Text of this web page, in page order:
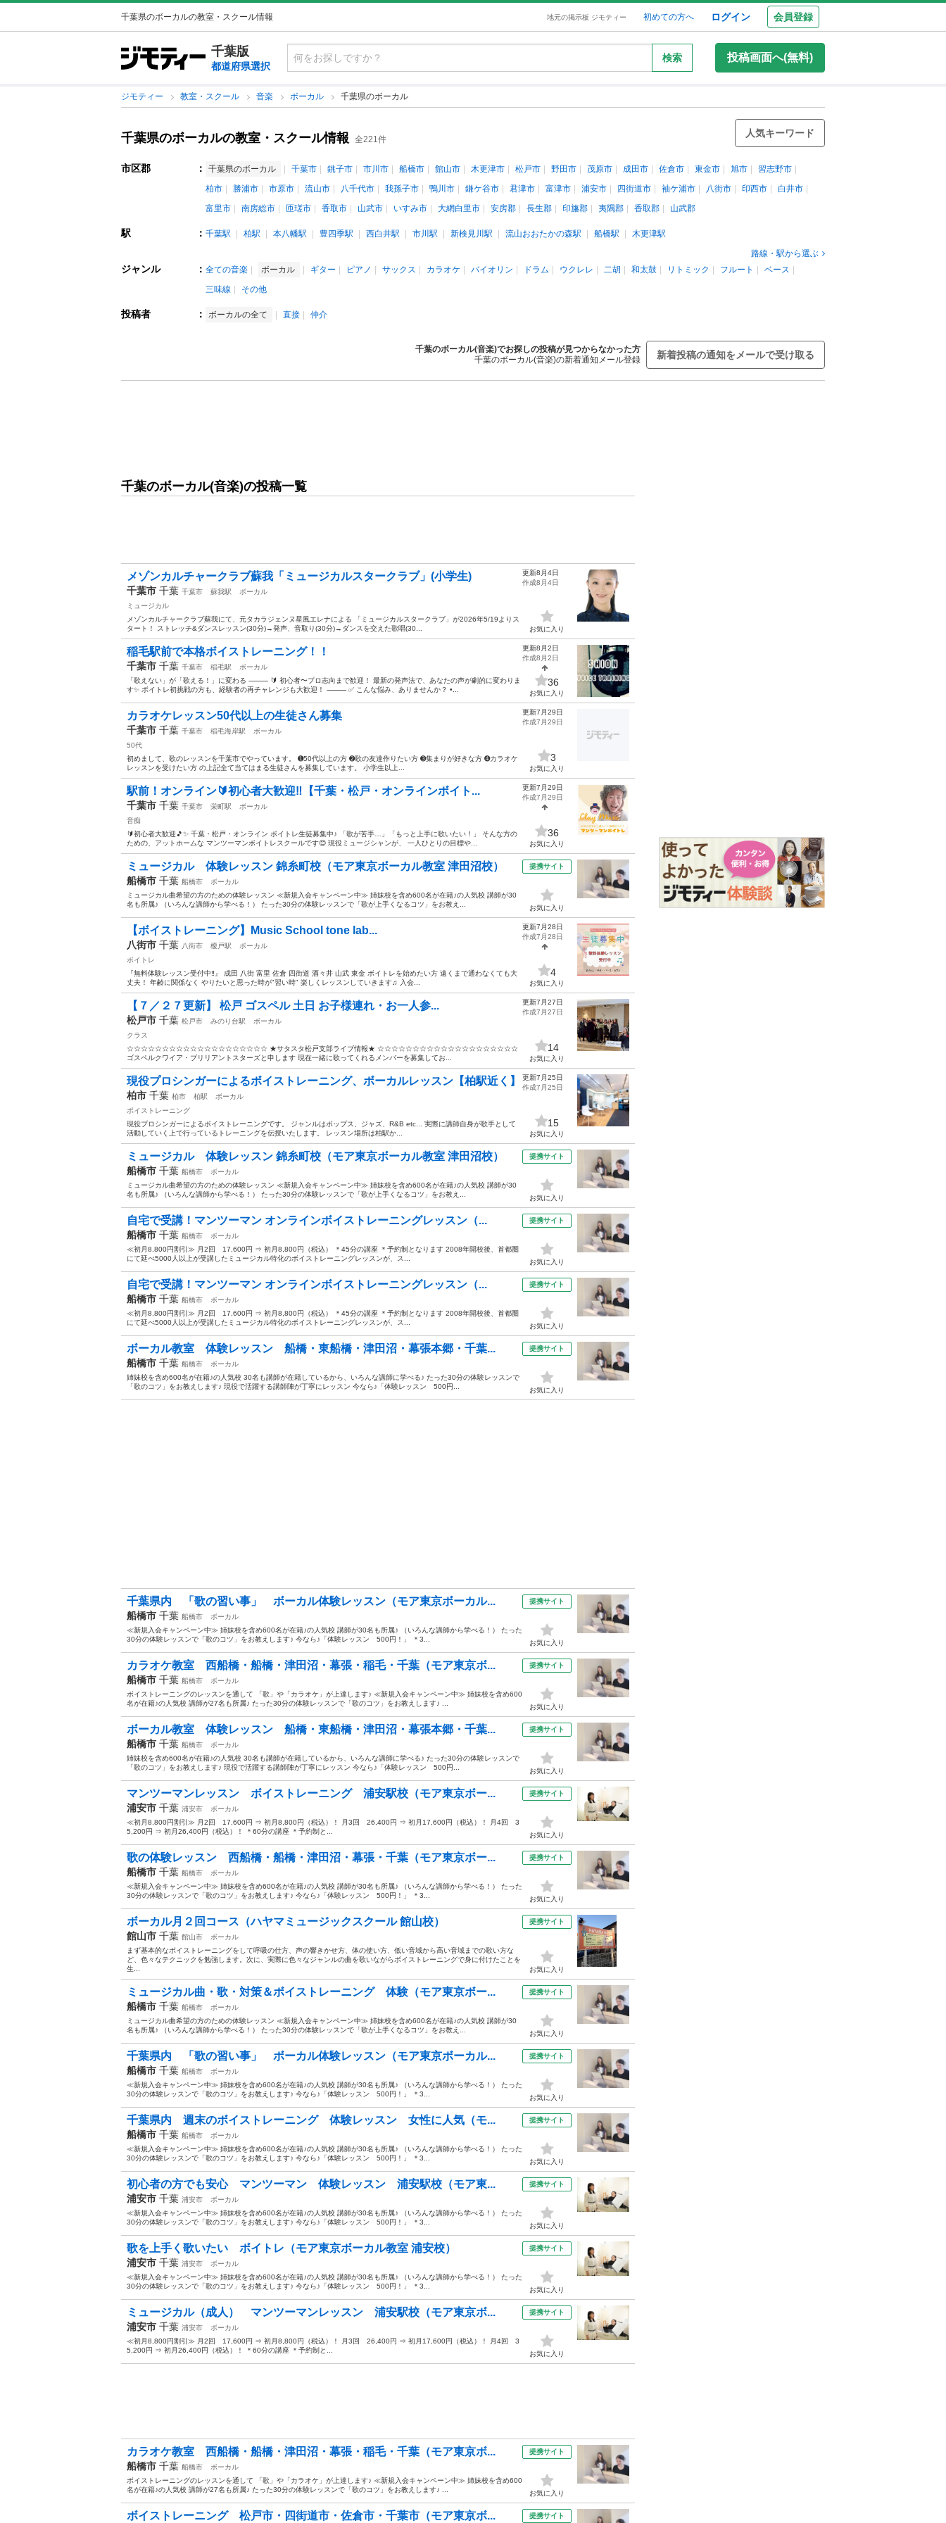
千葉県のボーカルの教室・スクール情報 地元の掲示板 ジモティー 初めての方へ ログイン 会員登録
千葉版
都道府県選択
検索 投稿画面へ(無料)
ジモティー 教室・スクール 音楽 ボーカル 千葉県のボーカル
千葉県のボーカルの教室・スクール情報 全221件
人気キーワード
市区郡 ： 千葉県のボーカル 千葉市 銚子市 市川市 船橋市 館山市 木更津市 松戸市 野田市 茂原市 成田市 佐倉市 東金市 旭市
習志野市
柏市
勝浦市 市原市 流山市 八千代市 我孫子市 鴨川市 鎌ケ谷市 君津市 富津市 浦安市 四街道市 袖ケ浦市 八街市 印西市
白井市
富里市
南房総市 匝瑳市 香取市 山武市 いすみ市 大網白里市 安房郡 長生郡 印旛郡 夷隅郡 香取郡 山武郡
駅 ： 千葉駅 柏駅 本八幡駅 豊四季駅 西白井駅 市川駅 新検見川駅 流山おおたかの森駅 船橋駅
木更津駅
路線・駅から選ぶ
ジャンル ： 全ての音楽 ボーカル ギター ピアノ サックス カラオケ バイオリン ドラム ウクレレ 二胡 和太鼓 リトミック フルート
ベース
三味線
その他
投稿者 ： ボーカルの全て 直接 仲介
千葉のボーカル(音楽)でお探しの投稿が見つからなかった方
千葉のボーカル(音楽)の新着通知メール登録
新着投稿の通知をメールで受け取る
千葉のボーカル(音楽)の投稿一覧
メゾンカルチャークラブ蘇我「ミュージカルスタークラブ」(小学生)
千葉市 千葉 千葉市 蘇我駅
ボーカル
ミュージカル
メゾンカルチャークラブ蘇我にて、元タカラジェンヌ星風エレナによる 「ミュージカルスタークラブ」が2026年5/19よりス
タート！ ストレッチ&ダンスレッスン(30分)→発声、音取り(30分)→ダンスを交えた歌唱(30...
更新8月4日
作成8月4日
お気に入り
稲毛駅前で本格ボイストレーニング！！
千葉市 千葉 千葉市 稲毛駅
ボーカル
「歌えない」が「歌える！」に変わる ⸻ 🔰 初心者〜プロ志向まで歓迎！ 最新の発声法で、あなたの声が劇的に変わりま
す✨ ボイトレ初挑戦の方も、経験者の再チャレンジも大歓迎！ ⸻ ✅ こんな悩み、ありませんか？ •...
更新8月2日
作成8月2日
36
お気に入り
カラオケレッスン50代以上の生徒さん募集
千葉市 千葉 千葉市 稲毛海岸駅
ボーカル
50代
初めまして、歌のレッスンを千葉市でやっています。 ➊50代以上の方 ➋歌の友達作りたい方 ➌集まりが好きな方 ➍カラオケ
レッスンを受けたい方 の上記全て当てはまる生徒さんを募集しています。 小学生以上...
更新7月29日
作成7月29日
3
お気に入り
駅前！オンライン🔰初心者大歓迎‼️【千葉・松戸・オンラインボイト...
千葉市 千葉 千葉市 栄町駅
ボーカル
音痴
🔰初心者大歓迎🎵✨ 千葉・松戸・オンライン ボイトレ生徒募集中♪ 「歌が苦手…」「もっと上手に歌いたい！」 そんな方の
ための、アットホームな マンツーマンボイトレスクールです😊 現役ミュージシャンが、 一人ひとりの目標や...
更新7月29日
作成7月29日
36
お気に入り
ミュージカル 体験レッスン 錦糸町校（モア東京ボーカル教室 津田沼校）
船橋市 千葉 船橋市
ボーカル
ミュージカル曲希望の方のための体験レッスン ≪新規入会キャンペーン中≫ 姉妹校を含め600名が在籍♪の人気校 講師が30
名も所属♪ （いろんな講師から学べる！） たった30分の体験レッスンで「歌が上手くなるコツ」をお教え...
提携サイト
お気に入り
【ボイストレーニング】Music School tone lab...
八街市 千葉 八街市 榎戸駅
ボーカル
ボイトレ
『無料体験レッスン受付中‼️』 成田 八街 富里 佐倉 四街道 酒々井 山武 東金 ボイトレを始めたい方 遠くまで通わなくても大
丈夫！ 年齢に関係なく やりたいと思った時が"習い時" 楽しくレッスンしていきます♫ 入会...
更新7月28日
作成7月28日
4
お気に入り
【７／２７更新】 松戸 ゴスペル 土日 お子様連れ・お一人参...
松戸市 千葉 松戸市 みのり台駅
ボーカル
クラス
☆☆☆☆☆☆☆☆☆☆☆☆☆☆☆☆☆☆☆☆ ★サタスタ松戸支部ライブ情報★ ☆☆☆☆☆☆☆☆☆☆☆☆☆☆☆☆☆☆☆☆
ゴスペルクワイア・ブリリアントスターズと申します 現在一緒に歌ってくれるメンバーを募集してお...
更新7月27日
作成7月27日
14
お気に入り
現役プロシンガーによるボイストレーニング、ボーカルレッスン【柏駅近く】
柏市 千葉 柏市 柏駅
ボーカル
ボイストレーニング
現役プロシンガーによるボイストレーニングです。 ジャンルはポップス、ジャズ、R&B etc... 実際に講師自身が歌手として
活動していく上で行っているトレーニングを伝授いたします。 レッスン場所は柏駅か...
更新7月25日
作成7月25日
15
お気に入り
ミュージカル 体験レッスン 錦糸町校（モア東京ボーカル教室 津田沼校）
船橋市 千葉 船橋市
ボーカル
ミュージカル曲希望の方のための体験レッスン ≪新規入会キャンペーン中≫ 姉妹校を含め600名が在籍♪の人気校 講師が30
名も所属♪ （いろんな講師から学べる！） たった30分の体験レッスンで「歌が上手くなるコツ」をお教え...
提携サイト
お気に入り
自宅で受講！マンツーマン オンラインボイストレーニングレッスン（...
船橋市 千葉 船橋市
ボーカル
≪初月8,800円割引≫ 月2回 17,600円 ⇒ 初月8,800円（税込） ＊45分の講座 ＊予約制となります 2008年開校後、首都圏
にて延べ5000人以上が受講したミュージカル特化のボイストレーニングレッスンが、ス...
提携サイト
お気に入り
自宅で受講！マンツーマン オンラインボイストレーニングレッスン（...
船橋市 千葉 船橋市
ボーカル
≪初月8,800円割引≫ 月2回 17,600円 ⇒ 初月8,800円（税込） ＊45分の講座 ＊予約制となります 2008年開校後、首都圏
にて延べ5000人以上が受講したミュージカル特化のボイストレーニングレッスンが、ス...
提携サイト
お気に入り
ボーカル教室 体験レッスン 船橋・東船橋・津田沼・幕張本郷・千葉...
船橋市 千葉 船橋市
ボーカル
姉妹校を含め600名が在籍♪の人気校 30名も講師が在籍しているから、いろんな講師に学べる♪ たった30分の体験レッスンで
「歌のコツ」をお教えします♪ 現役で活躍する講師陣が丁寧にレッスン 今なら♪「体験レッスン 500円...
提携サイト
お気に入り
千葉県内 「歌の習い事」 ボーカル体験レッスン（モア東京ボーカル...
船橋市 千葉 船橋市
ボーカル
≪新規入会キャンペーン中≫ 姉妹校を含め600名が在籍♪の人気校 講師が30名も所属♪ （いろんな講師から学べる！） たった
30分の体験レッスンで「歌のコツ」をお教えします♪ 今なら♪「体験レッスン 500円！」 ＊3...
提携サイト
お気に入り
カラオケ教室 西船橋・船橋・津田沼・幕張・稲毛・千葉（モア東京ボ...
船橋市 千葉 船橋市
ボーカル
ボイストレーニングのレッスンを通して 「歌」や「カラオケ」が上達します♪ ≪新規入会キャンペーン中≫ 姉妹校を含め600
名が在籍♪の人気校 講師が27名も所属♪ たった30分の体験レッスンで「歌のコツ」をお教えします♪ ...
提携サイト
お気に入り
ボーカル教室 体験レッスン 船橋・東船橋・津田沼・幕張本郷・千葉...
船橋市 千葉 船橋市
ボーカル
姉妹校を含め600名が在籍♪の人気校 30名も講師が在籍しているから、いろんな講師に学べる♪ たった30分の体験レッスンで
「歌のコツ」をお教えします♪ 現役で活躍する講師陣が丁寧にレッスン 今なら♪「体験レッスン 500円...
提携サイト
お気に入り
マンツーマンレッスン ボイストレーニング 浦安駅校（モア東京ボー...
浦安市 千葉 浦安市
ボーカル
≪初月8,800円割引≫ 月2回 17,600円 ⇒ 初月8,800円（税込）！ 月3回 26,400円 ⇒ 初月17,600円（税込）！ 月4回 3
5,200円 ⇒ 初月26,400円（税込）！ ＊60分の講座 ＊予約制と...
提携サイト
お気に入り
歌の体験レッスン 西船橋・船橋・津田沼・幕張・千葉（モア東京ボー...
船橋市 千葉 船橋市
ボーカル
≪新規入会キャンペーン中≫ 姉妹校を含め600名が在籍♪の人気校 講師が30名も所属♪ （いろんな講師から学べる！） たった
30分の体験レッスンで「歌のコツ」をお教えします♪ 今なら♪「体験レッスン 500円！」 ＊3...
提携サイト
お気に入り
ボーカル月２回コース（ハヤマミュージックスクール 館山校）
館山市 千葉 館山市
ボーカル
まず基本的なボイストレーニングをして呼吸の仕方、声の響きかせ方、体の使い方、低い音域から高い音域までの歌い方な
ど、色々なテクニックを勉強します。次に、実際に色々なジャンルの曲を歌いながらボイストレーニングで身に付けたことを
生...
提携サイト
お気に入り
ミュージカル曲・歌・対策＆ボイストレーニング 体験（モア東京ボー...
船橋市 千葉 船橋市
ボーカル
ミュージカル曲希望の方のための体験レッスン ≪新規入会キャンペーン中≫ 姉妹校を含め600名が在籍♪の人気校 講師が30
名も所属♪ （いろんな講師から学べる！） たった30分の体験レッスンで「歌が上手くなるコツ」をお教え...
提携サイト
お気に入り
千葉県内 「歌の習い事」 ボーカル体験レッスン（モア東京ボーカル...
船橋市 千葉 船橋市
ボーカル
≪新規入会キャンペーン中≫ 姉妹校を含め600名が在籍♪の人気校 講師が30名も所属♪ （いろんな講師から学べる！） たった
30分の体験レッスンで「歌のコツ」をお教えします♪ 今なら♪「体験レッスン 500円！」 ＊3...
提携サイト
お気に入り
千葉県内 週末のボイストレーニング 体験レッスン 女性に人気（モ...
船橋市 千葉 船橋市
ボーカル
≪新規入会キャンペーン中≫ 姉妹校を含め600名が在籍♪の人気校 講師が30名も所属♪ （いろんな講師から学べる！） たった
30分の体験レッスンで「歌のコツ」をお教えします♪ 今なら♪「体験レッスン 500円！」 ＊3...
提携サイト
お気に入り
初心者の方でも安心 マンツーマン 体験レッスン 浦安駅校（モア東...
浦安市 千葉 浦安市
ボーカル
≪新規入会キャンペーン中≫ 姉妹校を含め600名が在籍♪の人気校 講師が30名も所属♪ （いろんな講師から学べる！） たった
30分の体験レッスンで「歌のコツ」をお教えします♪ 今なら♪「体験レッスン 500円！」 ＊3...
提携サイト
お気に入り
歌を上手く歌いたい ボイトレ（モア東京ボーカル教室 浦安校）
浦安市 千葉 浦安市
ボーカル
≪新規入会キャンペーン中≫ 姉妹校を含め600名が在籍♪の人気校 講師が30名も所属♪ （いろんな講師から学べる！） たった
30分の体験レッスンで「歌のコツ」をお教えします♪ 今なら♪「体験レッスン 500円！」 ＊3...
提携サイト
お気に入り
ミュージカル（成人） マンツーマンレッスン 浦安駅校（モア東京ボ...
浦安市 千葉 浦安市
ボーカル
≪初月8,800円割引≫ 月2回 17,600円 ⇒ 初月8,800円（税込）！ 月3回 26,400円 ⇒ 初月17,600円（税込）！ 月4回 3
5,200円 ⇒ 初月26,400円（税込）！ ＊60分の講座 ＊予約制と...
提携サイト
お気に入り
カラオケ教室 西船橋・船橋・津田沼・幕張・稲毛・千葉（モア東京ボ...
船橋市 千葉 船橋市
ボーカル
ボイストレーニングのレッスンを通して 「歌」や「カラオケ」が上達します♪ ≪新規入会キャンペーン中≫ 姉妹校を含め600
名が在籍♪の人気校 講師が27名も所属♪ たった30分の体験レッスンで「歌のコツ」をお教えします♪ ...
提携サイト
お気に入り
ボイストレーニング 松戸市・四街道市・佐倉市・千葉市（モア東京ボ... 提携サイト